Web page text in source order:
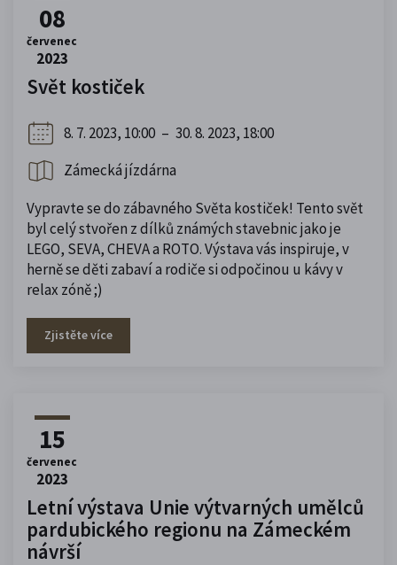
08
červenec
2023
Svět kostiček
8. 7. 2023, 10:00 – 30. 8. 2023, 18:00
Zámecká jízdárna
Vypravte se do zábavného Světa kostiček! Tento svět
byl celý stvořen z dílků známých stavebnic jako je
LEGO, SEVA, CHEVA a ROTO. Výstava vás inspiruje, v
herně se děti zabaví a rodiče si odpočinou u kávy v
relax zóně ;)
Zjistěte více
15
červenec
2023
Letní výstava Unie výtvarných umělců
pardubického regionu na Zámeckém
návrší